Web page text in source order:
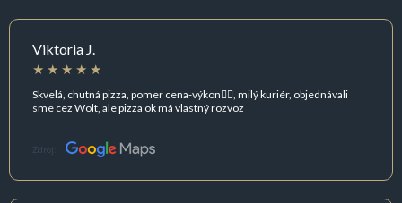
Viktoria J.
Skvelá, chutná pizza, pomer cena-výkon👍🏻, milý kuriér, objednávali
sme cez Wolt, ale pizza ok má vlastný rozvoz
Zdroj: